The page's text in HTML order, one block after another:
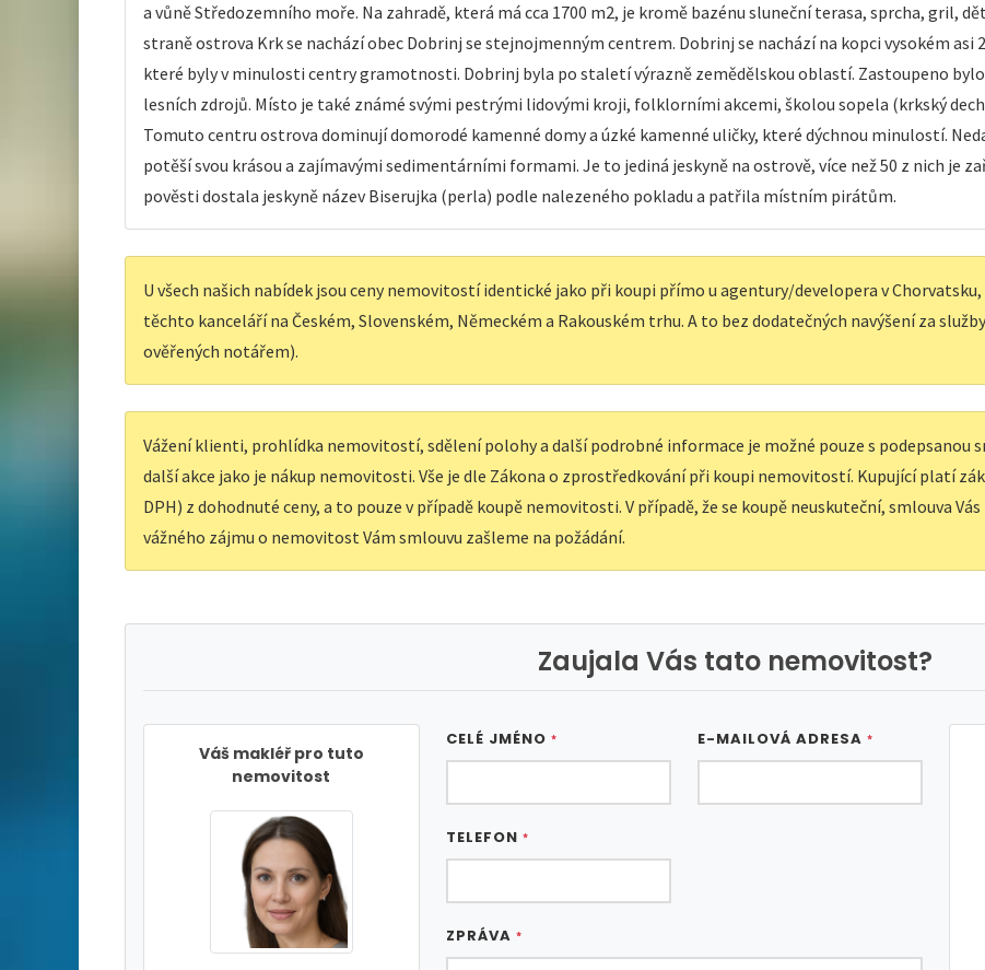
a vůně Středozemního moře. Na zahradě, která má cca 1700 m2, je kromě bazénu sluneční terasa, sprcha, gril,
straně ostrova Krk se nachází obec Dobrinj se stejnojmenným centrem. Dobrinj se nachází na kopci vysokém asi
které byly v minulosti centry gramotnosti. Dobrinj byla po staletí výrazně zemědělskou oblastí. Zastoupeno
lesních zdrojů. Místo je také známé svými pestrými lidovými kroji, folklorními akcemi, školou sopela (krkský
Tomuto centru ostrova dominují domorodé kamenné domy a úzké kamenné uličky, které dýchnou minulostí.
potěší svou krásou a zajímavými sedimentárními formami. Je to jediná jeskyně na ostrově, více než 50 z nich je
pověsti dostala jeskyně název Biserujka (perla) podle nalezeného pokladu a patřila místním pirátům.
U všech našich nabídek jsou ceny nemovitostí identické jako při koupi přímo u agentury/developera v
těchto kanceláří na Českém, Slovenském, Německém a Rakouském trhu. A to bez dodatečných navýšení za
ověřených notářem).
Vážení klienti, prohlídka nemovitostí, sdělení polohy a další podrobné informace je možné pouze s podepsanou
další akce jako je nákup nemovitosti. Vše je dle Zákona o zprostředkování při koupi nemovitostí. Kupující platí
DPH) z dohodnuté ceny, a to pouze v případě koupě nemovitosti. V případě, že se koupě neuskuteční, smlouva
vážného zájmu o nemovitost Vám smlouvu zašleme na požádání.
Zaujala Vás tato nemovitost?
Váš makléř pro tuto
nemovitost
CELÉ JMÉNO * E-MAILOVÁ ADRESA *
TELEFON *
ZPRÁVA *